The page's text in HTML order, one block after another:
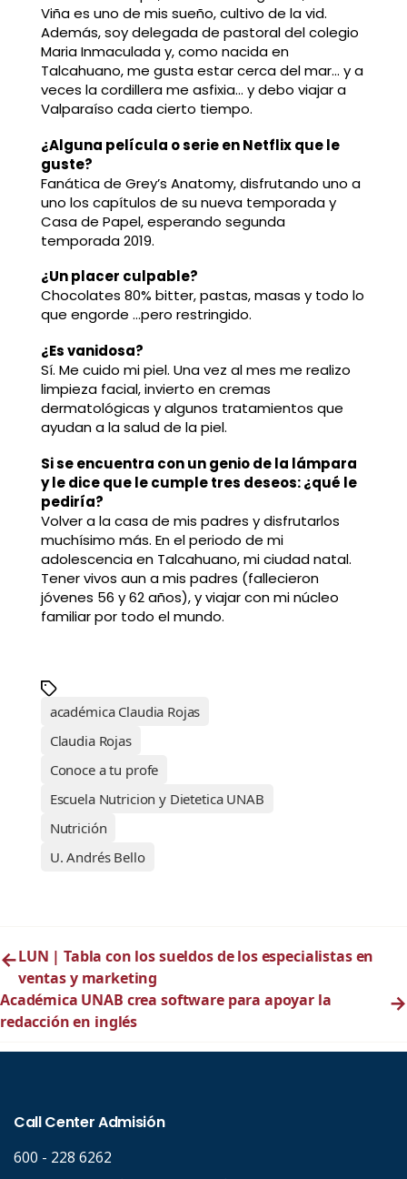
Viña es uno de mis sueño, cultivo de la vid.
Además, soy delegada de pastoral del colegio
Maria Inmaculada y, como nacida en
Talcahuano, me gusta estar cerca del mar… y a
veces la cordillera me asfixia… y debo viajar a
Valparaíso cada cierto tiempo.
¿Alguna película o serie en Netflix que le
guste?
Fanática de Grey’s Anatomy, disfrutando uno a
uno los capítulos de su nueva temporada y
Casa de Papel, esperando segunda
temporada 2019.
¿Un placer culpable?
Chocolates 80% bitter, pastas, masas y todo lo
que engorde …pero restringido.
¿Es vanidosa?
Sí. Me cuido mi piel. Una vez al mes me realizo
limpieza facial, invierto en cremas
dermatológicas y algunos tratamientos que
ayudan a la salud de la piel.
Si se encuentra con un genio de la lámpara
y le dice que le cumple tres deseos: ¿qué le
pediría?
Volver a la casa de mis padres y disfrutarlos
muchísimo más. En el periodo de mi
adolescencia en Talcahuano, mi ciudad natal.
Tener vivos aun a mis padres (fallecieron
jóvenes 56 y 62 años), y viajar con mi núcleo
familiar por todo el mundo.
académica Claudia Rojas
Claudia Rojas
Conoce a tu profe
Escuela Nutricion y Dietetica UNAB
Nutrición
U. Andrés Bello
←LUN | Tabla con los sueldos de los especialistas en
ventas y marketing
Académica UNAB crea software para apoyar la
redacción en inglés
→